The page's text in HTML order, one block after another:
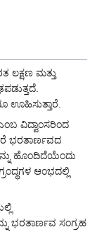
ಲಕ್ಷಣ ಮತ್ತು
ಊಹಿಸುತ್ತಾರೆ.
ವಿದ್ವಾಂಸರಿಂದ
ಭರತಾರ್ಣವದ
ಹೊಂದಿದೆಯೆಂದು
ಆಂಭದಲ್ಲಿ
ಭರತಾರ್ಣವ ಸಂಗ್ರಹ